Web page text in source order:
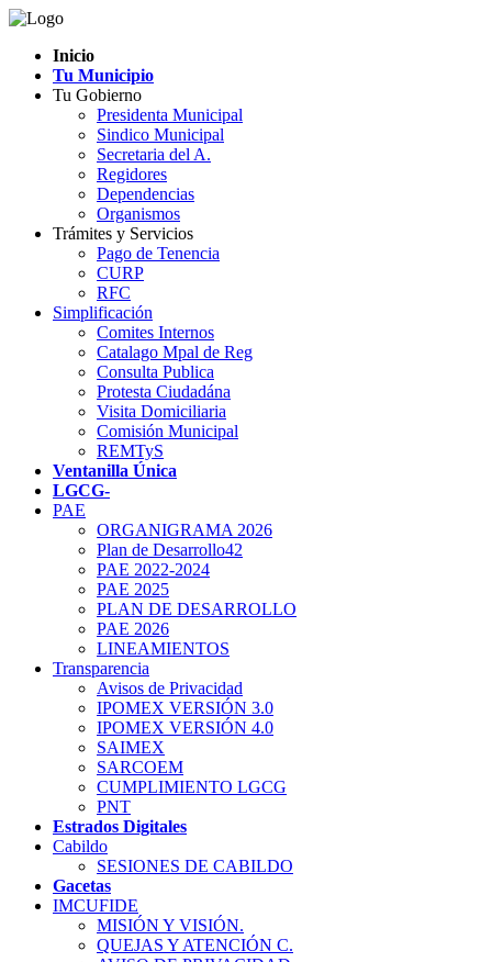
Inicio
Tu Municipio
Tu Gobierno
Presidenta Municipal
Sindico Municipal
Secretaria del A.
Regidores
Dependencias
Organismos
Trámites y Servicios
Pago de Tenencia
CURP
RFC
Simplificación
Comites Internos
Catalago Mpal de Reg
Consulta Publica
Protesta Ciudadána
Visita Domiciliaria
Comisión Municipal
REMTyS
Ventanilla Única
LGCG-
PAE
ORGANIGRAMA 2026
Plan de Desarrollo42
PAE 2022-2024
PAE 2025
PLAN DE DESARROLLO
PAE 2026
LINEAMIENTOS
Transparencia
Avisos de Privacidad
IPOMEX VERSIÓN 3.0
IPOMEX VERSIÓN 4.0
SAIMEX
SARCOEM
CUMPLIMIENTO LGCG
PNT
Estrados Digitales
Cabildo
SESIONES DE CABILDO
Gacetas
IMCUFIDE
MISIÓN Y VISIÓN.
QUEJAS Y ATENCIÓN C.